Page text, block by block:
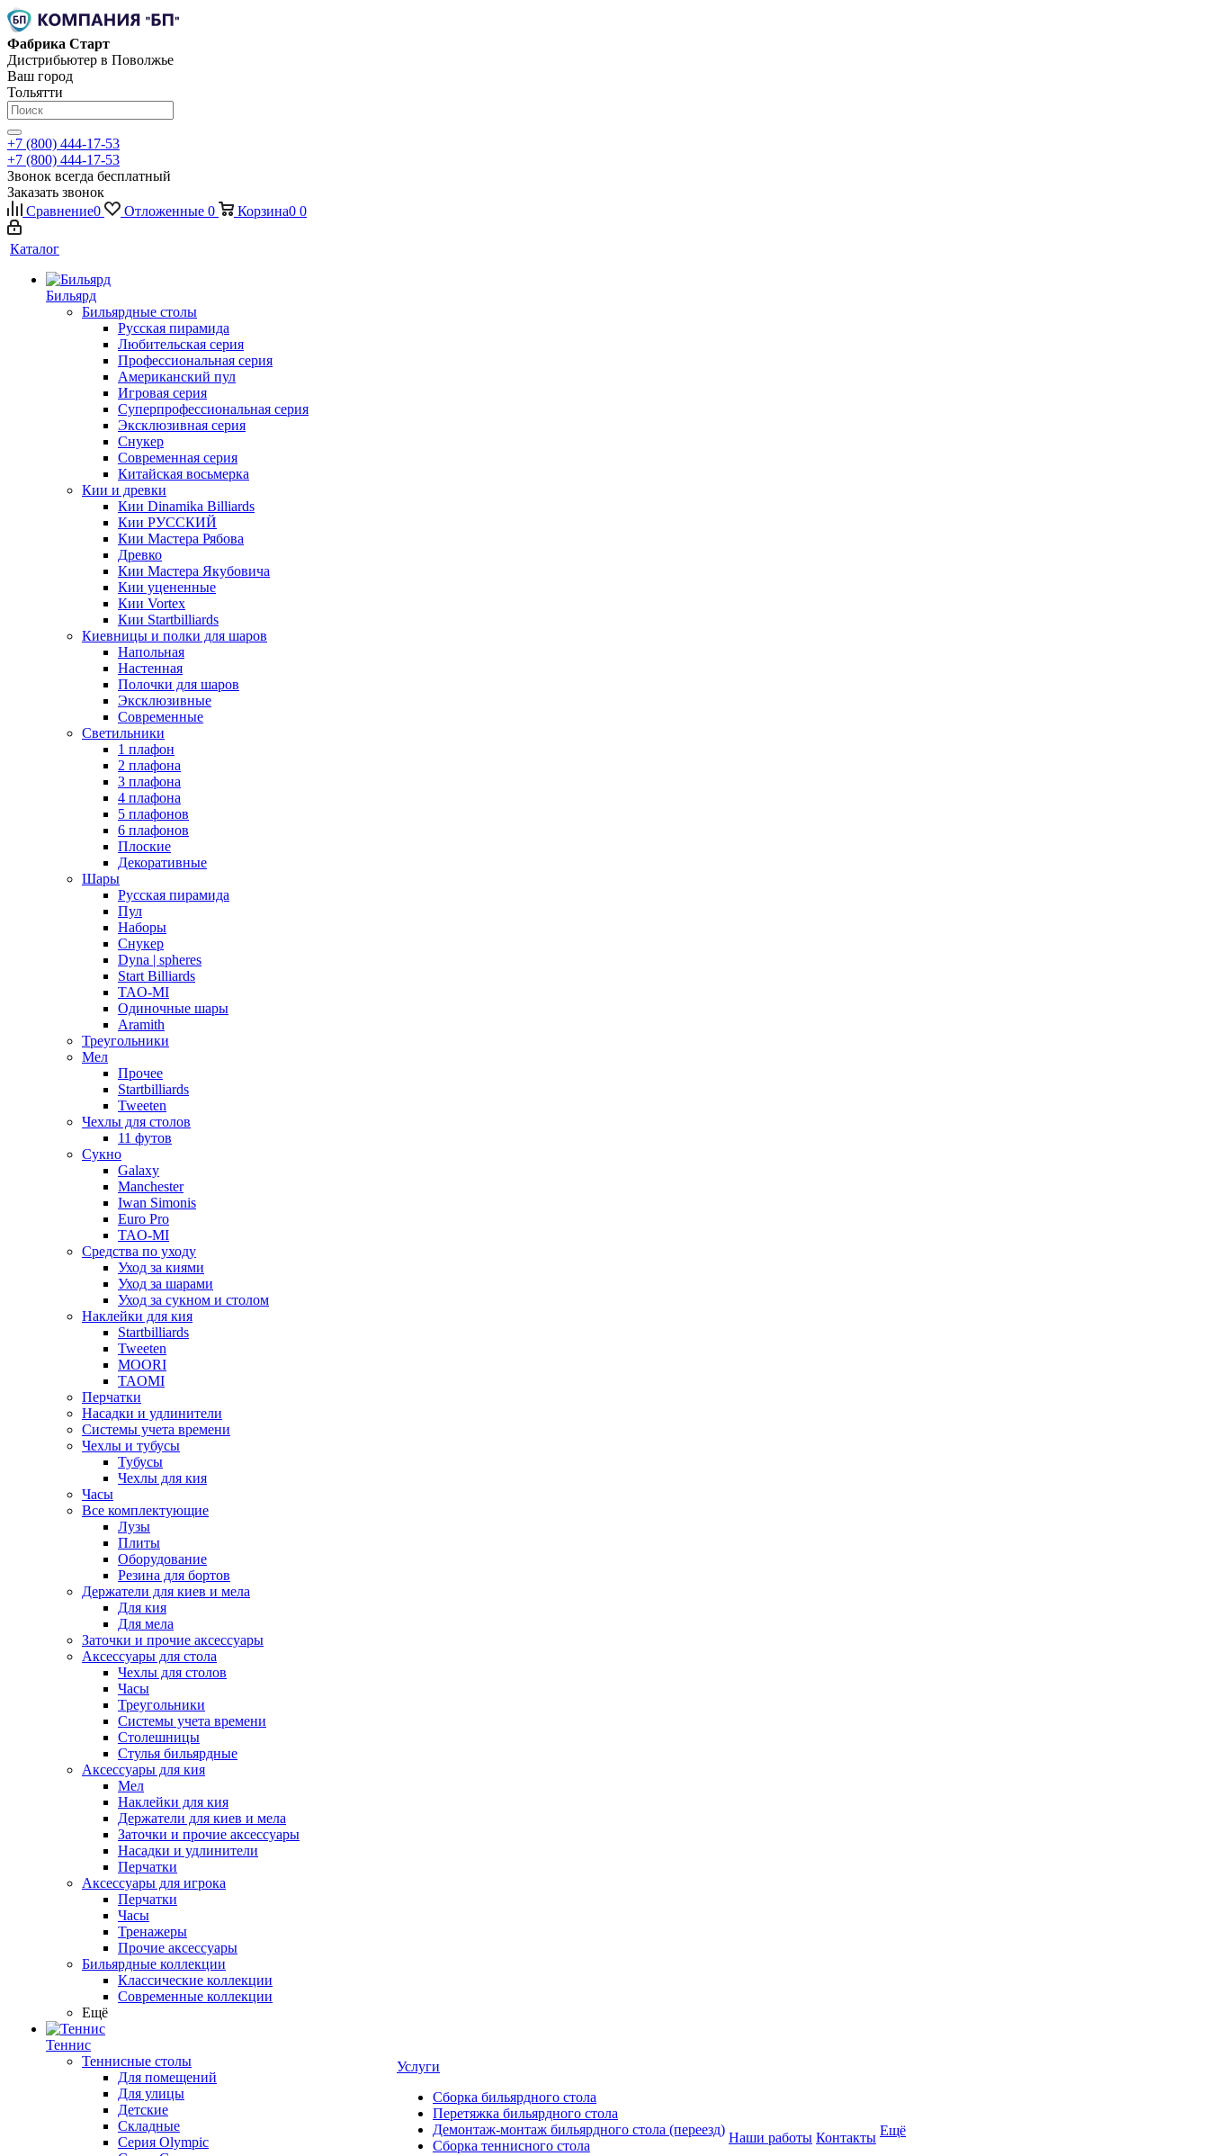
Фабрика Старт
Дистрибьютер в Поволжье
Ваш город
Тольятти
+7 (800) 444-17-53
+7 (800) 444-17-53
Звонок всегда бесплатный
Заказать звонок
Сравнение0 Отложенные 0 Корзина0 0
Каталог
Бильярд
Бильярдные столы
Русская пирамида
Любительская серия
Профессиональная серия
Американский пул
Игровая серия
Суперпрофессиональная серия
Эксклюзивная серия
Снукер
Современная серия
Китайская восьмерка
Кии и древки
Кии Dinamika Billiards
Кии РУССКИЙ
Кии Мастера Рябова
Древко
Кии Мастера Якубовича
Кии уцененные
Кии Vortex
Кии Startbilliards
Киевницы и полки для шаров
Напольная
Настенная
Полочки для шаров
Эксклюзивные
Современные
Светильники
1 плафон
2 плафона
3 плафона
4 плафона
5 плафонов
6 плафонов
Плоские
Декоративные
Шары
Русская пирамида
Пул
Наборы
Снукер
Dyna | spheres
Start Billiards
TAO-MI
Одиночные шары
Aramith
Треугольники
Мел
Прочее
Startbilliards
Tweeten
Чехлы для столов
11 футов
Сукно
Galaxy
Manchester
Iwan Simonis
Euro Pro
TAO-MI
Средства по уходу
Уход за киями
Уход за шарами
Уход за сукном и столом
Наклейки для кия
Startbilliards
Tweeten
MOORI
TAOMI
Перчатки
Насадки и удлинители
Системы учета времени
Чехлы и тубусы
Тубусы
Чехлы для кия
Часы
Все комплектующие
Лузы
Плиты
Оборудование
Резина для бортов
Держатели для киев и мела
Для кия
Для мела
Заточки и прочие аксессуары
Аксессуары для стола
Чехлы для столов
Часы
Треугольники
Системы учета времени
Столешницы
Стулья бильярдные
Аксессуары для кия
Мел
Наклейки для кия
Держатели для киев и мела
Заточки и прочие аксессуары
Насадки и удлинители
Перчатки
Аксессуары для игрока
Перчатки
Часы
Тренажеры
Прочие аксессуары
Бильярдные коллекции
Классические коллекции
Современные коллекции
Ещё
Теннис
Теннисные столы
Для помещений
Для улицы
Детские
Складные
Серия Olympic
Услуги
Сборка бильярдного стола
Перетяжка бильярдного стола
Демонтаж-монтаж бильярдного стола (переезд)
Сборка теннисного стола
Наши работы Контакты Ещё